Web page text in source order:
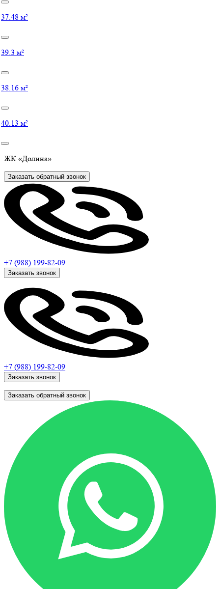
37.48 м²
39.3 м²
38.16 м²
40.13 м²
ЖК «Долина»
Заказать обратный звонок
+7 (988) 199-82-09
Заказать звонок
+7 (988) 199-82-09
Заказать звонок
Заказать обратный звонок